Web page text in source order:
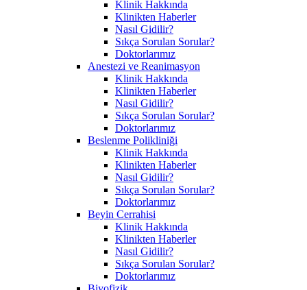
Klinik Hakkında
Klinikten Haberler
Nasıl Gidilir?
Sıkça Sorulan Sorular?
Doktorlarımız
Anestezi ve Reanimasyon
Klinik Hakkında
Klinikten Haberler
Nasıl Gidilir?
Sıkça Sorulan Sorular?
Doktorlarımız
Beslenme Polikliniği
Klinik Hakkında
Klinikten Haberler
Nasıl Gidilir?
Sıkça Sorulan Sorular?
Doktorlarımız
Beyin Cerrahisi
Klinik Hakkında
Klinikten Haberler
Nasıl Gidilir?
Sıkça Sorulan Sorular?
Doktorlarımız